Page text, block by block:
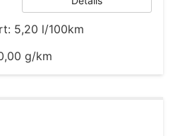
5,20 l/100km
g/km